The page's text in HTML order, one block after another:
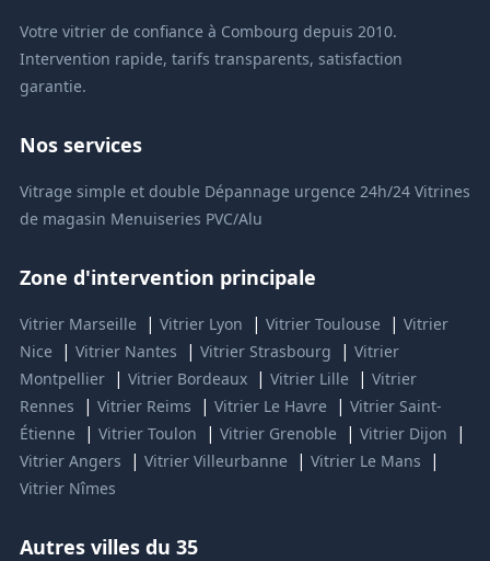
Votre vitrier de confiance à Combourg depuis 2010.
Intervention rapide, tarifs transparents, satisfaction
garantie.
Nos services
Vitrage simple et double Dépannage urgence 24h/24 Vitrines
de magasin Menuiseries PVC/Alu
Zone d'intervention principale
Vitrier Marseille | Vitrier Lyon | Vitrier Toulouse | Vitrier
Nice
| Vitrier Nantes | Vitrier Strasbourg | Vitrier
Montpellier | Vitrier Bordeaux | Vitrier Lille | Vitrier
Rennes
| Vitrier Reims | Vitrier Le Havre | Vitrier Saint-
Étienne
| Vitrier Toulon | Vitrier Grenoble | Vitrier Dijon |
Vitrier Angers | Vitrier Villeurbanne | Vitrier Le Mans |
Vitrier Nîmes
Autres villes du 35